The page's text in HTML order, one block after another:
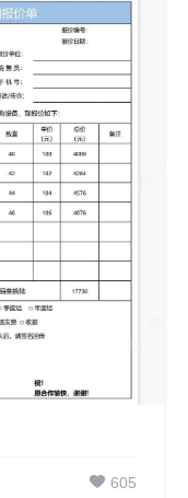
605